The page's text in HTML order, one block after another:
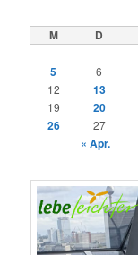
M D
5
6
12 13
19
20
26
27
« Apr.